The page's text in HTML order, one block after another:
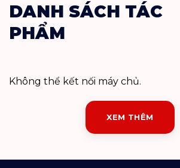
DANH SÁCH TÁC
PHẨM
Không thể kết nối máy chủ.
XEM THÊM